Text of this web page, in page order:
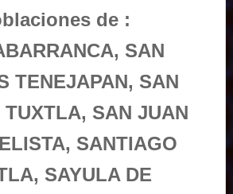
de :
SAN
TENEJAPAN, SAN
TUXTLA, SAN JUAN
SANTIAGO
SAYULA DE